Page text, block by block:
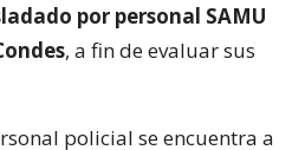
por personal SAMU
, a fin de evaluar sus
policial se encuentra a